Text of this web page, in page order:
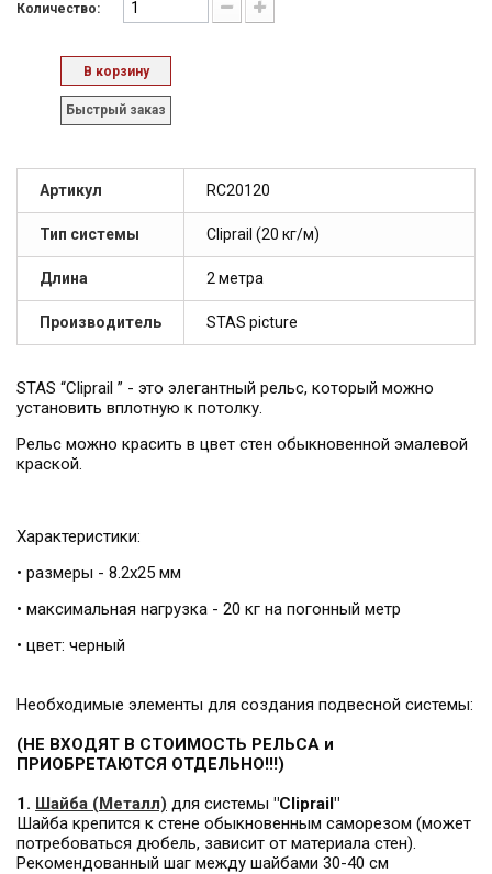
Количество:
В корзину
Быстрый заказ
Артикул RC20120
Тип системы Cliprail (20 кг/м)
Длина 2 метра
Производитель STAS picture
STAS “Cliprail ” - это элегантный рельс, который можно
установить вплотную к потолку.
Рельс можно красить в цвет стен обыкновенной эмалевой
краской.
Характеристики:
• размеры - 8.2х25 мм
• максимальная нагрузка - 20 кг на погонный метр
• цвет: черный
Необходимые элементы для создания подвесной системы:
(НЕ ВХОДЯТ В СТОИМОСТЬ РЕЛЬСА и
ПРИОБРЕТАЮТСЯ ОТДЕЛЬНО!!!)
1. Шайба (Металл) для системы "Cliprail"
Шайба крепится к стене обыкновенным саморезом (может
потребоваться дюбель, зависит от материала стен).
Рекомендованный шаг между шайбами 30-40 см